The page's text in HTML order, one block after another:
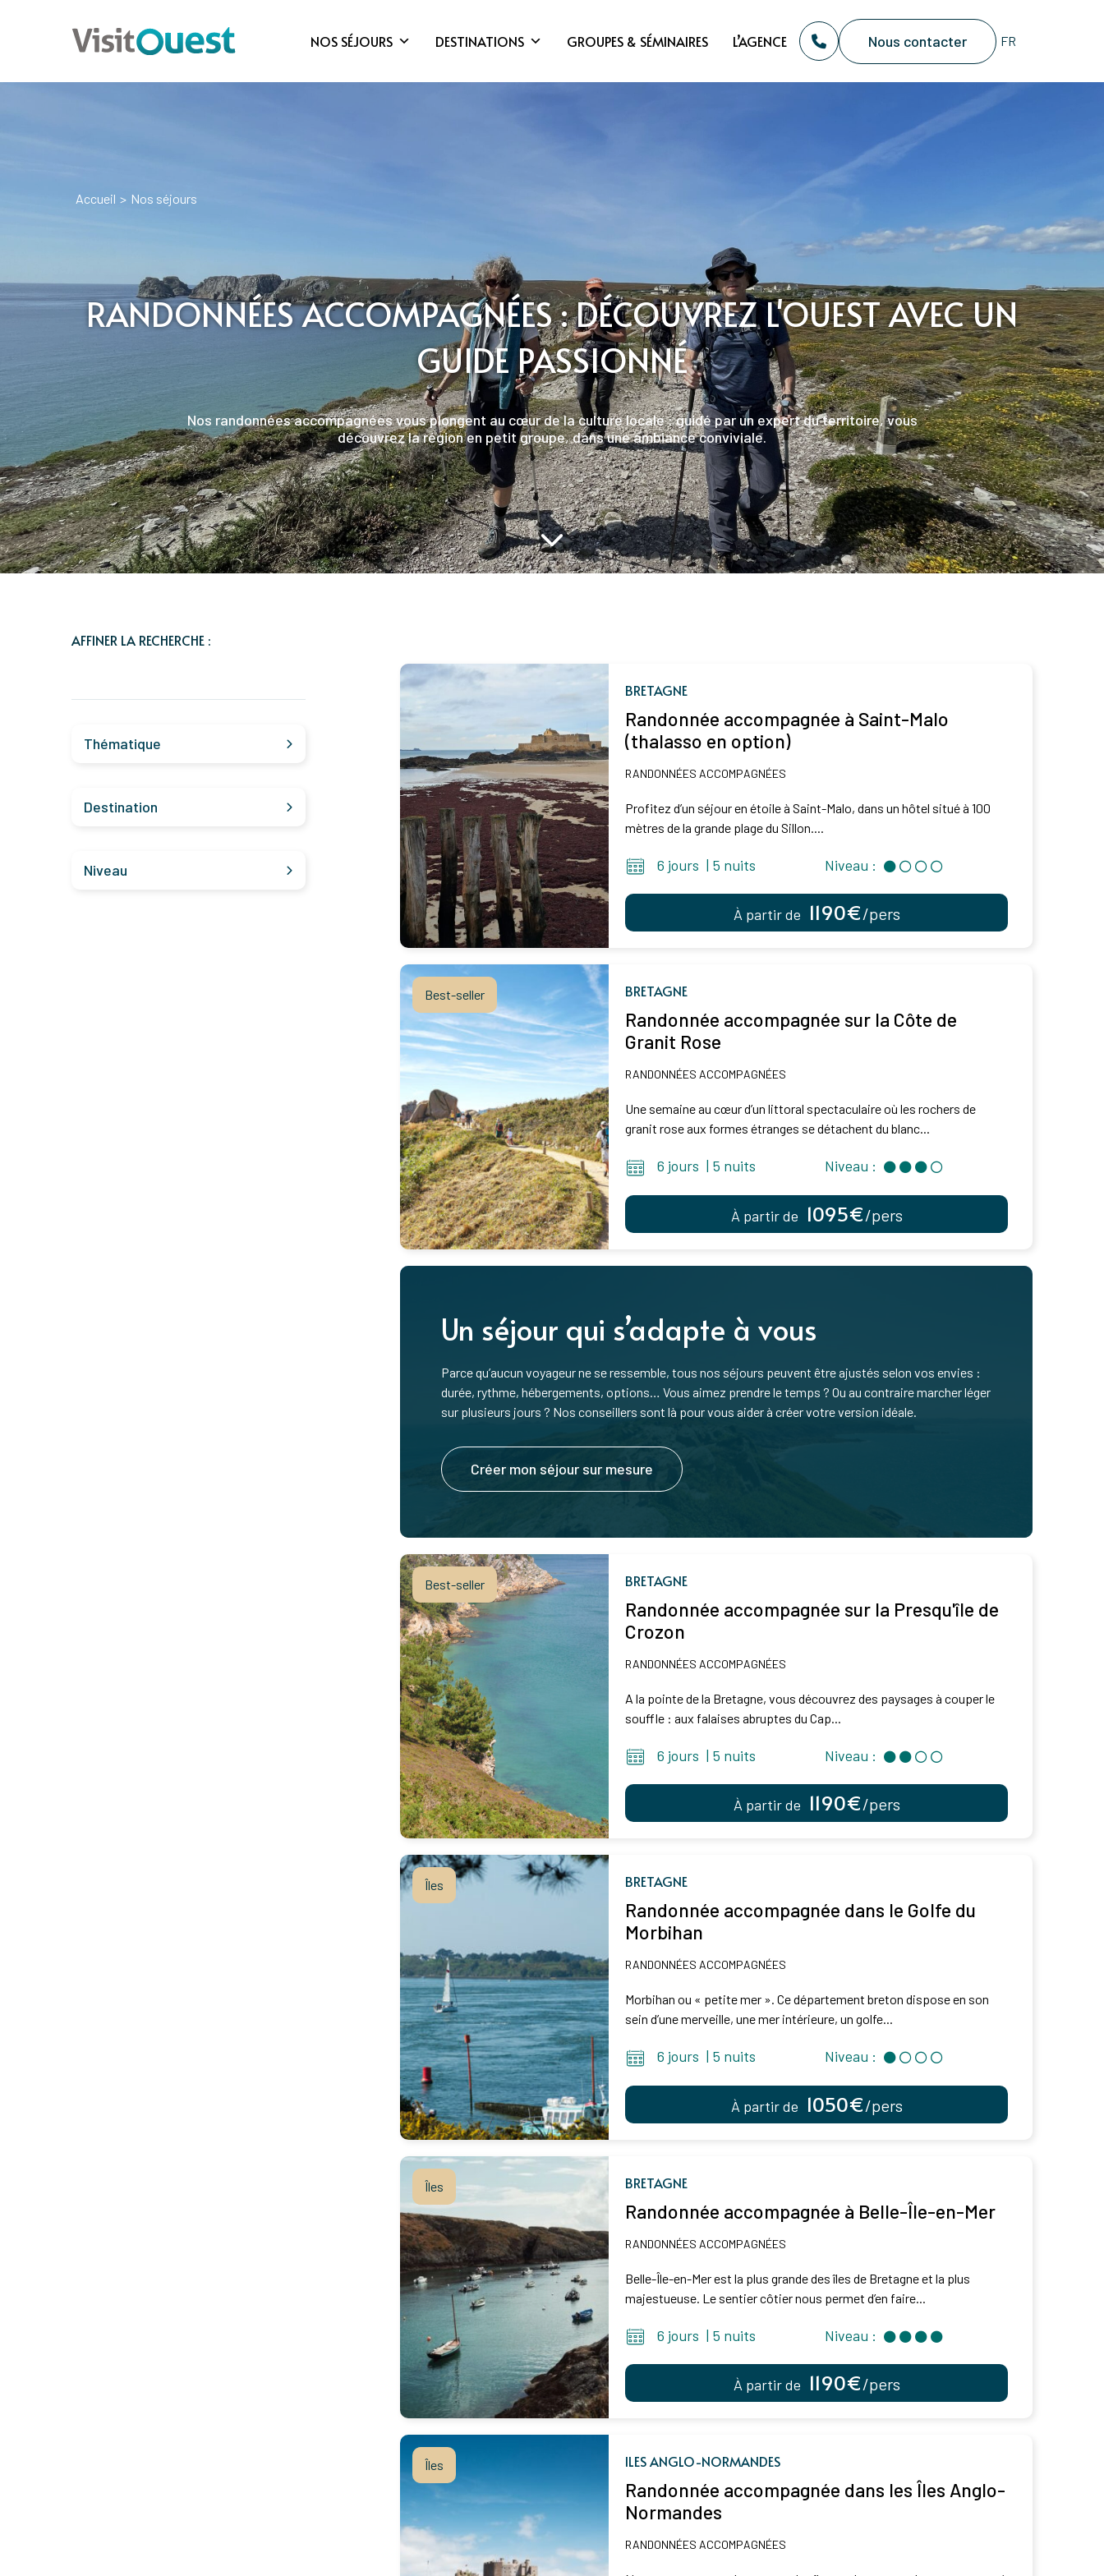
NOS SÉJOURS DESTINATIONS GROUPES & SÉMINAIRES L’AGENCE Nous contacter
Accueil > Nos séjours
RANDONNÉES ACCOMPAGNÉES : DÉCOUVREZ L'OUEST AVEC UN
GUIDE PASSIONNÉ
Nos randonnées accompagnées vous plongent au cœur de la culture locale : guidé par un expert du territoire, vous
découvrez la région en petit groupe, dans une ambiance conviviale.
AFFINER LA RECHERCHE :
Thématique
Destination
Niveau
BRETAGNE
Randonnée accompagnée à Saint-Malo
(thalasso en option)
RANDONNÉES ACCOMPAGNÉES
Profitez d’un séjour en étoile à Saint-Malo, dans un hôtel situé à 100
mètres de la grande plage du Sillon....
6 jours | 5 nuits Niveau :
À partir de 1190€/pers
Best-seller BRETAGNE
Randonnée accompagnée sur la Côte de
Granit Rose
RANDONNÉES ACCOMPAGNÉES
Une semaine au cœur d’un littoral spectaculaire où les rochers de
granit rose aux formes étranges se détachent du blanc...
6 jours | 5 nuits Niveau :
À partir de 1095€/pers
Un séjour qui s’adapte à vous
Parce qu’aucun voyageur ne se ressemble, tous nos séjours peuvent être ajustés selon vos envies :
durée, rythme, hébergements, options… Vous aimez prendre le temps ? Ou au contraire marcher léger
sur plusieurs jours ? Nos conseillers sont là pour vous aider à créer votre version idéale.
Créer mon séjour sur mesure
Best-seller BRETAGNE
Randonnée accompagnée sur la Presqu'île de
Crozon
RANDONNÉES ACCOMPAGNÉES
A la pointe de la Bretagne, vous découvrez des paysages à couper le
souffle : aux falaises abruptes du Cap...
6 jours | 5 nuits Niveau :
À partir de 1190€/pers
Îles BRETAGNE
Randonnée accompagnée dans le Golfe du
Morbihan
RANDONNÉES ACCOMPAGNÉES
Morbihan ou « petite mer ». Ce département breton dispose en son
sein d’une merveille, une mer intérieure, un golfe...
6 jours | 5 nuits Niveau :
À partir de 1050€/pers
Îles BRETAGNE
Randonnée accompagnée à Belle-Île-en-Mer
RANDONNÉES ACCOMPAGNÉES
Belle-Île-en-Mer est la plus grande des îles de Bretagne et la plus
majestueuse. Le sentier côtier nous permet d’en faire...
6 jours | 5 nuits Niveau :
À partir de 1190€/pers
Îles ILES ANGLO-NORMANDES
Randonnée accompagnée dans les Îles Anglo-
Normandes
RANDONNÉES ACCOMPAGNÉES